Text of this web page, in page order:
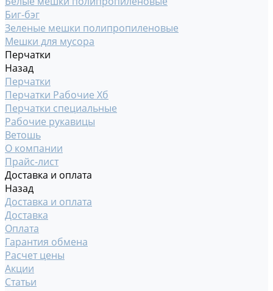
Биг-бэг
Зеленые мешки полипропиленовые
Мешки для мусора
Перчатки
Назад
Перчатки
Перчатки Рабочие Хб
Перчатки специальные
Рабочие рукавицы
Ветошь
О компании
Прайс-лист
Доставка и оплата
Назад
Доставка и оплата
Доставка
Оплата
Гарантия обмена
Расчет цены
Акции
Статьи